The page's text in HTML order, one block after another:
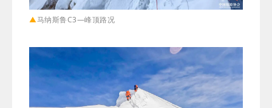
▲马纳斯鲁C3—峰顶路况